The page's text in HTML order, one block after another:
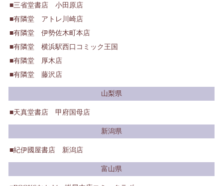
三省堂書店 小田原店
有隣堂 アトレ川崎店
有隣堂 伊勢佐木町本店
有隣堂 横浜駅西口コミック王国
有隣堂 厚木店
有隣堂 藤沢店
山梨県
天真堂書店 甲府国母店
新潟県
紀伊國屋書店 新潟店
富山県